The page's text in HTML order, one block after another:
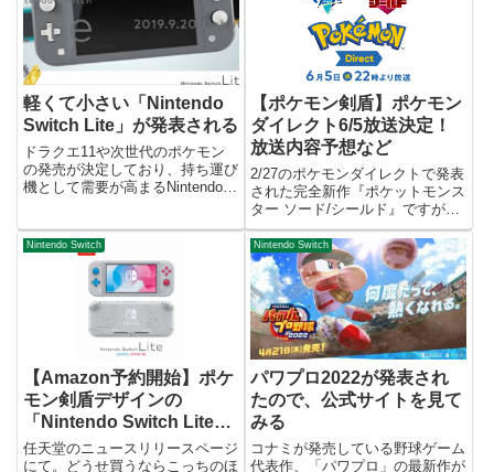
軽くて小さい「Nintendo
Switch Lite」が発表される
ドラクエ11や次世代のポケモン
の発売が決定しており、持ち運び
機として需要が高まるNintendo
んてこともしばしば。私は電車で
の通勤なのですが、電車の中でプ
レイするには勇気...
【ポケモン剣盾】ポケモン
ダイレクト6/5放送決定！
放送内容予想など
2/27のポケモンダイレクトで発表
された完全新作『ポケットモンス
ター ソード/シールド』ですが、
ついに続報が発表されそうです。
ポケモン公式Twitterから、ポケモ
ンダイレクトの放送について通知
がありました。6月5日（水）22
時より、ポケモ...
Nintendo Switch
【Amazon予約開始】ポケ
モン剣盾デザインの
「Nintendo Switch Lite
ザシアン・ザマゼンタ」が
発売決定！
任天堂のニュースリリースページ
にて。どうせ買うならこっちのほ
Nintendo Switch
パワプロ2022が発表され
たので、公式サイトを見て
みる
コナミが発売している野球ゲーム
代表作、「パワプロ」の最新作が